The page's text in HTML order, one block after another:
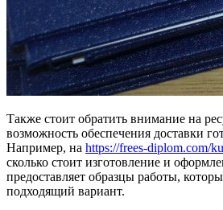
Также стоит обратить внимание на
возможность обеспечения доставки
Например, на https://frees-diplom.com/
сколько стоит изготовление и
предоставляет образцы работы,
подходящий вариант.